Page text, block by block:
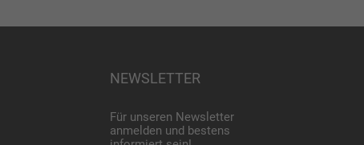
NEWSLETTER
Für unseren Newsletter
anmelden und bestens